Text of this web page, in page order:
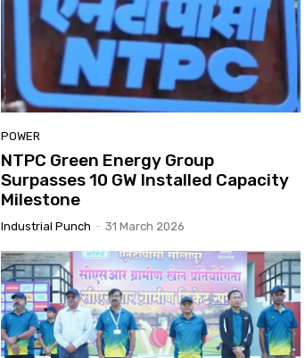
POWER
NTPC Green Energy Group
Surpasses 10 GW Installed Capacity
Milestone
Industrial Punch - 31 March 2026